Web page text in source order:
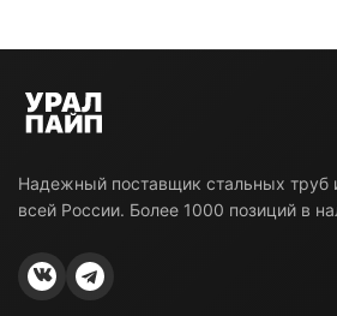
Надежный поставщик стальных труб
всей России. Более 1000 позиций в